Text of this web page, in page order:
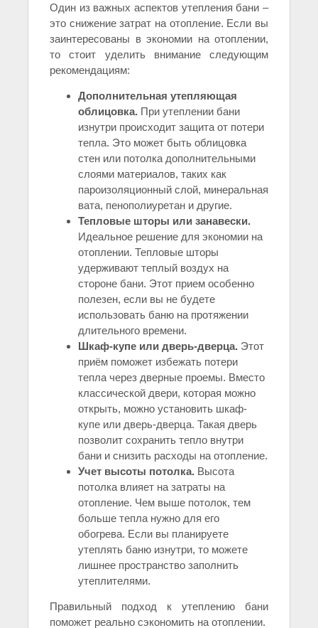
Один из важных аспектов утепления бани –
это снижение затрат на отопление. Если вы
заинтересованы в экономии на отоплении,
то стоит уделить внимание следующим
рекомендациям:
Дополнительная утепляющая
облицовка. При утеплении бани
изнутри происходит защита от потери
тепла. Это может быть облицовка
стен или потолка дополнительными
слоями материалов, таких как
пароизоляционный слой, минеральная
вата, пенополиуретан и другие.
Тепловые шторы или занавески.
Идеальное решение для экономии на
отоплении. Тепловые шторы
удерживают теплый воздух на
стороне бани. Этот прием особенно
полезен, если вы не будете
использовать баню на протяжении
длительного времени.
Шкаф-купе или дверь-дверца. Этот
приём поможет избежать потери
тепла через дверные проемы. Вместо
классической двери, которая можно
открыть, можно установить шкаф-
купе или дверь-дверца. Такая дверь
позволит сохранить тепло внутри
бани и снизить расходы на отопление.
Учет высоты потолка. Высота
потолка влияет на затраты на
отопление. Чем выше потолок, тем
больше тепла нужно для его
обогрева. Если вы планируете
утеплять баню изнутри, то можете
лишнее пространство заполнить
утеплителями.
Правильный подход к утеплению бани
поможет реально сэкономить на отоплении.